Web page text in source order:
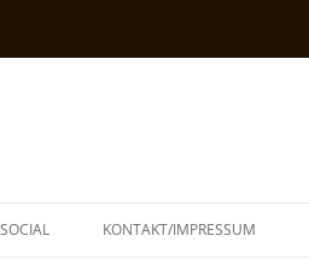
SOCIAL KONTAKT/IMPRESSUM